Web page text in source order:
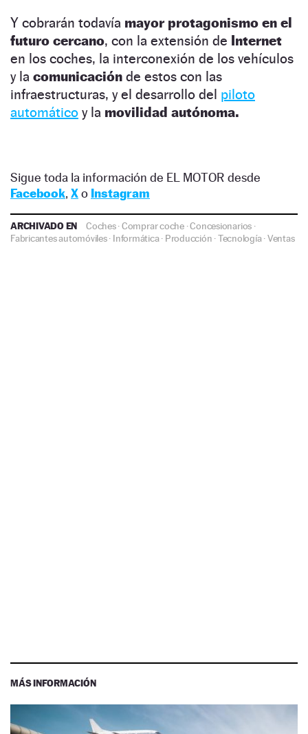
Y cobrarán todavía mayor protagonismo en el
futuro cercano, con la extensión de Internet
en los coches, la interconexión de los vehículos
y la comunicación de estos con las
infraestructuras, y el desarrollo del piloto
automático y la movilidad autónoma.
Sigue toda la información de EL MOTOR desde
Facebook, Xo Instagram
ARCHIVADO EN Coches·Comprar coche·Concesionarios ·
Fabricantes automóviles· Informática· Producción ·Tecnología·Ventas
MÁS INFORMACIÓN